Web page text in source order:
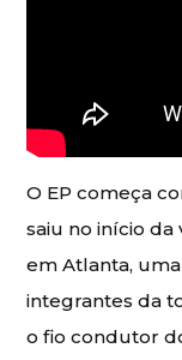
O EP começa
saiu no início
em Atlanta,
integrantes da
o fio condutor